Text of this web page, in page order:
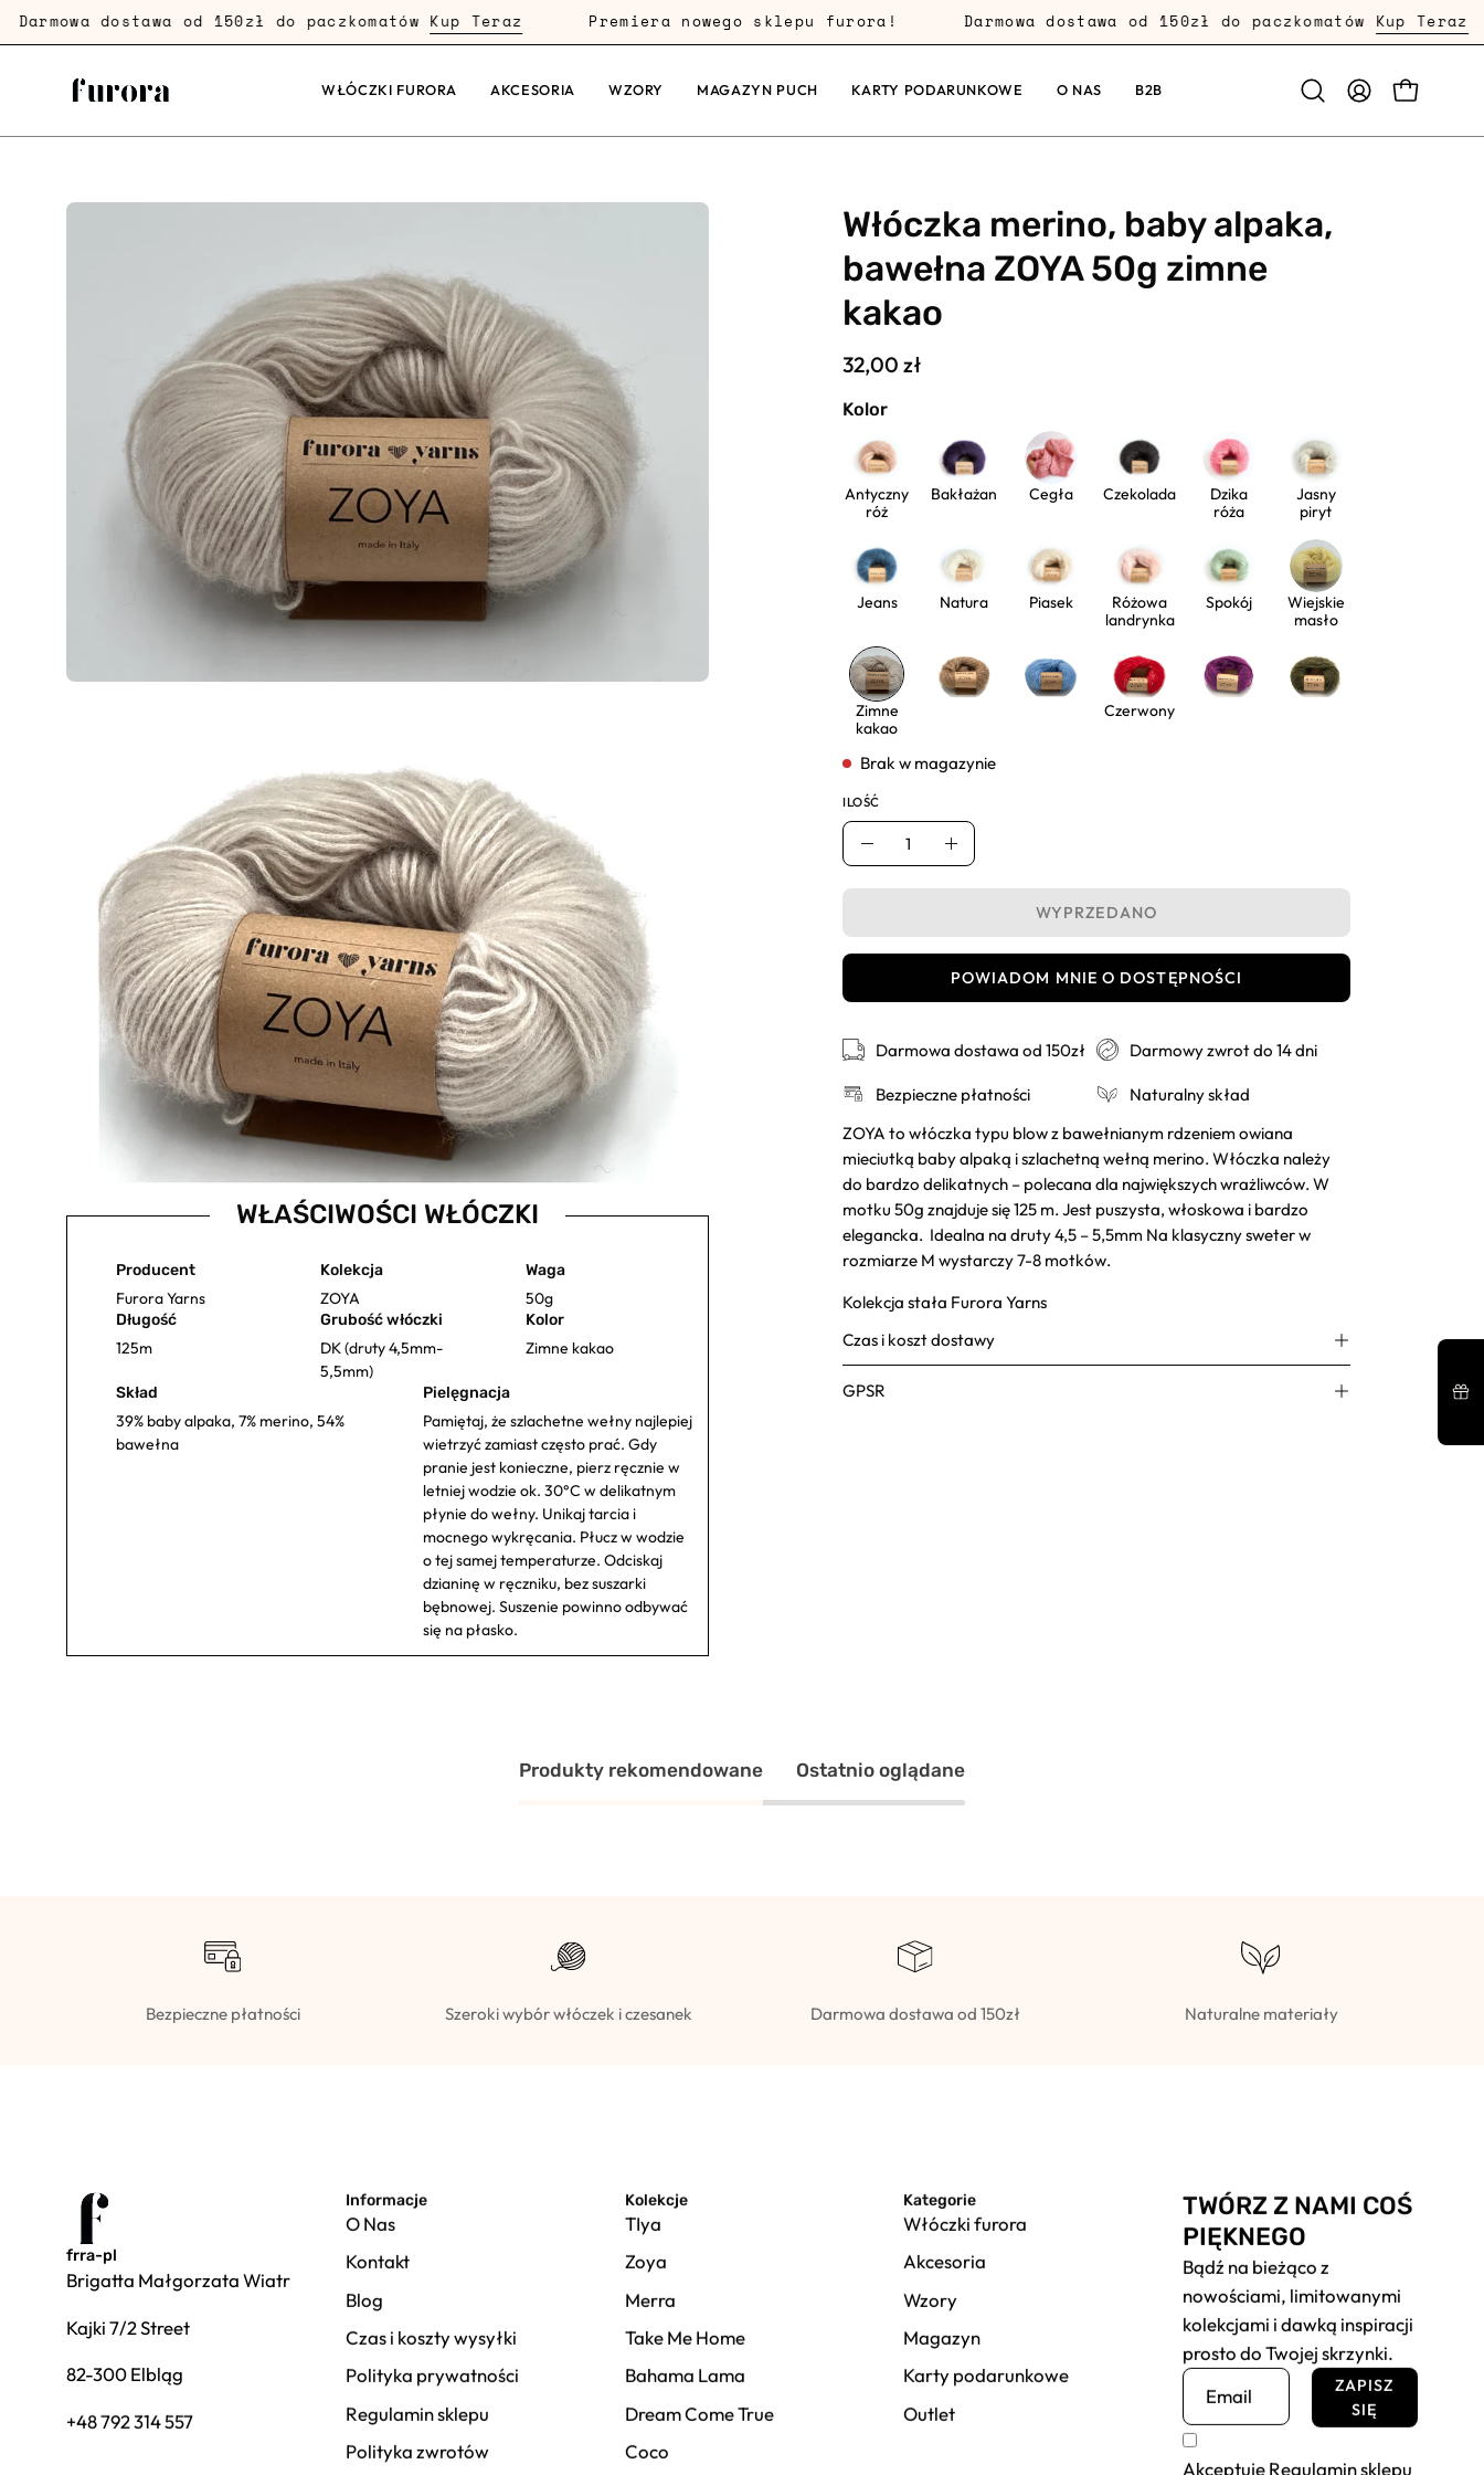
Przejdź
dalej
dostawa od 150zł do paczkomatówKup Teraz Premiera nowego sklepu furora! Darmowa dostawa od 150zł do paczkomatówKup Teraz
WŁÓCZKI FURORA AKCESORIA WZORY MAGAZYN PUCH KARTY PODARUNKOWE O NAS B2B
OtwórzMOJE
PRZEJDŹ
Powiększenie
WŁAŚCIWOŚCI WŁÓCZKI
Producent
Furora Yarns
Kolekcja
ZOYA
Waga
50g
Długość
125m
Grubość włóczki
DK (druty 4,5mm-
5,5mm)
Kolor
Zimne kakao
Skład
39% baby alpaka, 7% merino, 54%
bawełna
Pielęgnacja
Pamiętaj, że szlachetne wełny najlepiej
wietrzyć zamiast często prać. Gdy
pranie jest konieczne, pierz ręcznie w
letniej wodzie ok. 30°C w delikatnym
płynie do wełny. Unikaj tarcia i
mocnego wykręcania. Płucz w wodzie
o tej samej temperaturze. Odciskaj
dzianinę w ręczniku, bez suszarki
bębnowej. Suszenie powinno odbywać
się na płasko.
Włóczka merino, baby alpaka,
bawełna ZOYA 50g zimne
kakao
32,00 zł
Kolor
Antyczny
róż
Bakłażan Cegła Czekolada
Dzika
róża
Jasny
piryt
Jeans Natura Piasek
Różowa
landrynka
Spokój
Wiejskie
masło
Zimne
kakao
Czerwony
Brak w magazynie
ILOŚĆ
Ilość
Dodaj
WYPRZEDANO
POWIADOM MNIE O DOSTĘPNOŚCI
Darmowa dostawa od 150zł Darmowy zwrot do 14 dni
Bezpieczne płatności
Naturalny skład
ZOYA to włóczka typu blow z bawełnianym rdzeniem owiana
mieciutką baby alpaką i szlachetną wełną merino. Włóczka należy
do bardzo delikatnych – polecana dla największych wrażliwców. W
motku 50g znajduje się 125 m. Jest puszysta, włoskowa i bardzo
elegancka. Idealna na druty 4,5 – 5,5mm Na klasyczny sweter w
rozmiarze M wystarczy 7-8 motków.
Kolekcja stała Furora Yarns
Czas i koszt dostawy
GPSR
Produkty rekomendowane Ostatnio oglądane
Bezpieczne płatności Szeroki wybór włóczek i czesanek Darmowa dostawa od 150zł Naturalne materiały
frra-pl
Brigatta Małgorzata Wiatr
Kajki 7/2 Street
82-300 Elbląg
+48 792 314 557
Informacje
O Nas
Kontakt
Blog
Czas i koszty wysyłki
Polityka prywatności
Regulamin sklepu
Polityka zwrotów
Kolekcje
TIya
Zoya
Merra
Take Me Home
Bahama Lama
Dream Come True
Coco
Kategorie
Włóczki furora
Akcesoria
Wzory
Magazyn
Karty podarunkowe
Outlet
TWÓRZ Z NAMI COŚ
PIĘKNEGO
Bądź na bieżąco z
nowościami, limitowanymi
kolekcjami i dawką inspiracji
prosto do Twojej skrzynki.
ZAPISZ
SIĘ
AkceptujęRegulamin sklepu